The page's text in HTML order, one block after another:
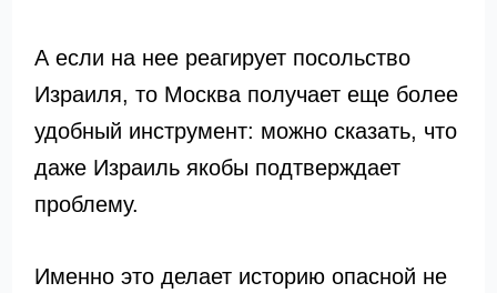
А если на нее реагирует посольство
Израиля, то Москва получает еще более
удобный инструмент: можно сказать, что
даже Израиль якобы подтверждает
проблему.
Именно это делает историю опасной не